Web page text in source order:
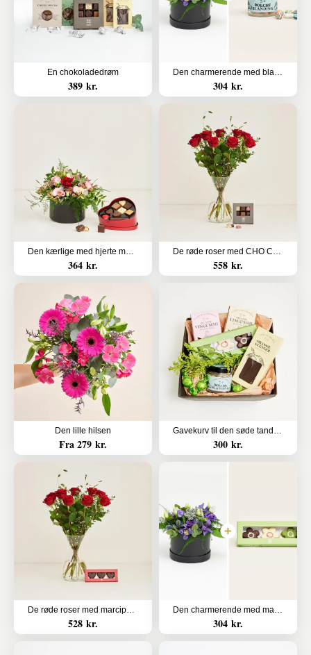
En chokoladedrøm
389 kr.
Den charmerende med blandede bolcher
304 kr.
Den kærlige med hjerte med chokolade
364 kr.
De røde roser med CHO CHO 9 stk.
558 kr.
Den lille hilsen
Fra 279 kr.
Gavekurv til den søde tand (Floristens kreative valg uden alkohol)
300 kr.
De røde roser med marcipanhjerter
528 kr.
Den charmerende med marcipanblomster
304 kr.